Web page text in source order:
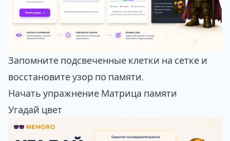
Запомните подсвеченные клетки на сетке и
восстановите узор по памяти.
Начать упражнение Матрица памяти
Угадай цвет